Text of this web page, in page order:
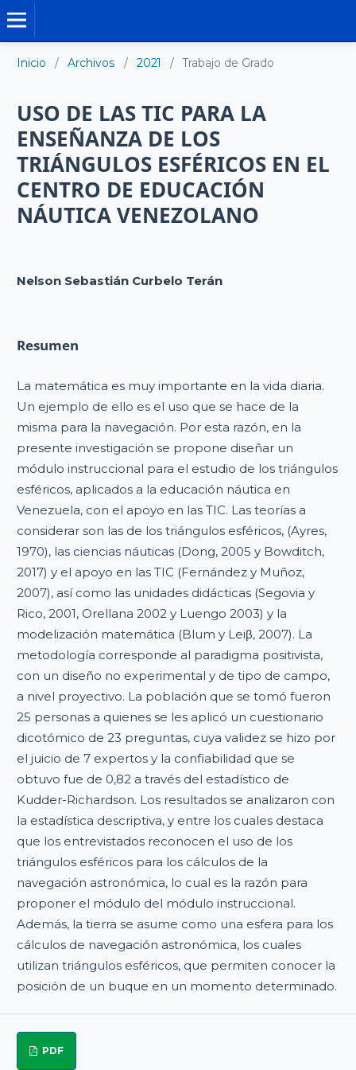
Inicio / Archivos / 2021 / Trabajo de Grado
USO DE LAS TIC PARA LA
ENSEÑANZA DE LOS
TRIÁNGULOS ESFÉRICOS EN EL
CENTRO DE EDUCACIÓN
NÁUTICA VENEZOLANO
Nelson Sebastián Curbelo Terán
Resumen
La matemática es muy importante en la vida diaria.
Un ejemplo de ello es el uso que se hace de la
misma para la navegación. Por esta razón, en la
presente investigación se propone diseñar un
módulo instruccional para el estudio de los triángulos
esféricos, aplicados a la educación náutica en
Venezuela, con el apoyo en las TIC. Las teorías a
considerar son las de los triángulos esféricos, (Ayres,
1970), las ciencias náuticas (Dong, 2005 y Bowditch,
2017) y el apoyo en las TIC (Fernández y Muñoz,
2007), así como las unidades didácticas (Segovia y
Rico, 2001, Orellana 2002 y Luengo 2003) y la
modelización matemática (Blum y Leiβ, 2007). La
metodología corresponde al paradigma positivista,
con un diseño no experimental y de tipo de campo,
a nivel proyectivo. La población que se tomó fueron
25 personas a quienes se les aplicó un cuestionario
dicotómico de 23 preguntas, cuya validez se hizo por
el juicio de 7 expertos y la confiabilidad que se
obtuvo fue de 0,82 a través del estadístico de
Kudder-Richardson. Los resultados se analizaron con
la estadística descriptiva, y entre los cuales destaca
que los entrevistados reconocen el uso de los
triángulos esféricos para los cálculos de la
navegación astronómica, lo cual es la razón para
proponer el módulo del módulo instruccional.
Además, la tierra se asume como una esfera para los
cálculos de navegación astronómica, los cuales
utilizan triángulos esféricos, que permiten conocer la
posición de un buque en un momento determinado.
PDF